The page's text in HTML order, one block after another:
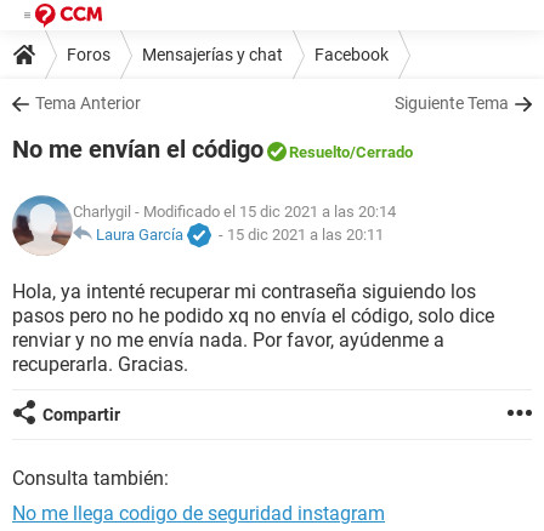
Foros Mensajerías y chat Facebook
Tema Anterior Siguiente Tema
No me envían el código Resuelto/Cerrado
Charlygil - Modificado el 15 dic 2021 a las 20:14
Laura García
- 15 dic 2021 a las 20:11
Hola, ya intenté recuperar mi contraseña siguiendo los
pasos pero no he podido xq no envía el código, solo dice
renviar y no me envía nada. Por favor, ayúdenme a
recuperarla. Gracias.
Compartir
Consulta también:
No me llega codigo de seguridad instagram